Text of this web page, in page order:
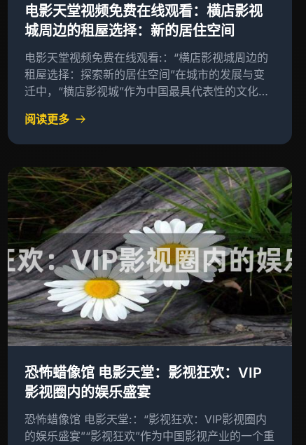
电影天堂视频免费在线观看：横店影视
城周边的租屋选择：新的居住空间
电影天堂视频免费在线观看:：“横店影视城周边的
租屋选择：探索新的居住空间”在城市的发展与变
迁中，“横店影视城”作为中国最具代表性的文化设
阅读更多
恐怖蜡像馆 电影天堂：影视狂欢：VIP
影视圈内的娱乐盛宴
恐怖蜡像馆 电影天堂:：“影视狂欢：VIP影视圈内
的娱乐盛宴”“影视狂欢”作为中国影视产业的一个重